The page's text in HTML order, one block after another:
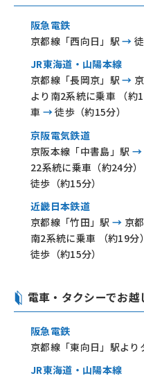
阪急電鉄
京都線「西向日」駅→
JR東海道・山陽本線
京都線「長岡京」駅→
より南2系統に乗車 （約
車 →徒歩（約15分）
京阪電気鉄道
京阪本線「中書島」駅 →
22系統に乗車（約24分）
徒歩（約15分）
近畿日本鉄道
京都線「竹田」駅→ 京
南2系統に乗車 （約19分）
徒歩（約15分）
電車・タクシーでお越
阪急電鉄
京都線「東向日」駅より
JR東海道・山陽本線